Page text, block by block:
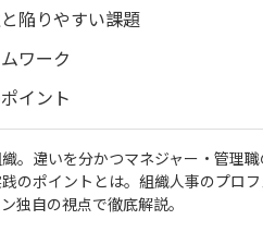
陥りやすい課題
ワーク
イント
。違いを分かつマネジャー・管理
のポイントとは。組織人事のプロ
独自の視点で徹底解説。